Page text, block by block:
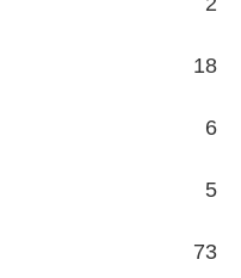
18
6
5
73